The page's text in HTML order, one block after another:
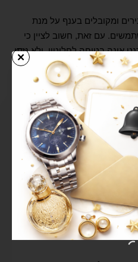
ומקובלים בענף על מנת
עם זאת, חשוב לציין כי
אינה בטוחה לחלוטין, ולא ניתן
בלתי מורשית.
האתר עשוי להשתמש בקובצי Cookies ובטכנולוגיות דומות